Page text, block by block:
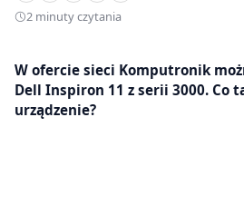
2 minuty czytania
W ofercie sieci Komputronik
Dell Inspiron 11 z serii 3000. Co
urządzenie?